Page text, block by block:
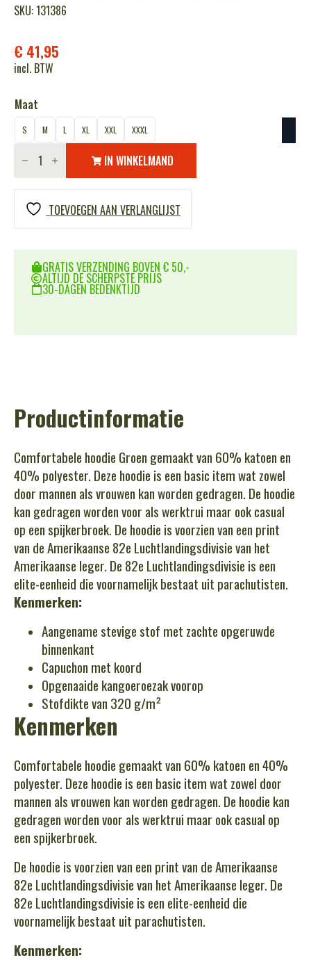
SKU: 131386
€ 41,95
incl. BTW
Maat
S M L XL XXL XXXL
Hoodie
82nd
Airborne
Division
aantal
IN WINKELMAND
TOEVOEGEN AAN VERLANGLIJST
GRATIS VERZENDING BOVEN € 50,-
ALTIJD DE SCHERPSTE PRIJS
30-DAGEN BEDENKTIJD
Productinformatie
Comfortabele hoodie Groen gemaakt van 60% katoen en
40% polyester. Deze hoodie is een basic item wat zowel
door mannen als vrouwen kan worden gedragen. De hoodie
kan gedragen worden voor als werktrui maar ook casual
op een spijkerbroek. De hoodie is voorzien van een print
van de Amerikaanse 82e Luchtlandingsdivisie van het
Amerikaanse leger. De 82e Luchtlandingsdivisie is een
elite-eenheid die voornamelijk bestaat uit parachutisten.
Kenmerken:
Aangename stevige stof met zachte opgeruwde
binnenkant
Capuchon met koord
Opgenaaide kangoeroezak voorop
Stofdikte van 320 g/m²
Kenmerken
Comfortabele hoodie gemaakt van 60% katoen en 40%
polyester. Deze hoodie is een basic item wat zowel door
mannen als vrouwen kan worden gedragen. De hoodie kan
gedragen worden voor als werktrui maar ook casual op
een spijkerbroek.
De hoodie is voorzien van een print van de Amerikaanse
82e Luchtlandingsdivisie van het Amerikaanse leger. De
82e Luchtlandingsdivisie is een elite-eenheid die
voornamelijk bestaat uit parachutisten.
Kenmerken: